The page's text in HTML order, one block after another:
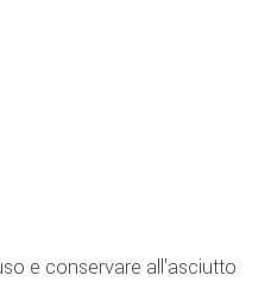
e conservare all'asciutto